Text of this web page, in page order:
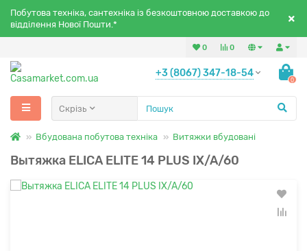
Побутова техніка, сантехніка із безкоштовною доставкою до
відділення Нової Пошти.*
0
0
+3 (8067) 347-18-54
0
Скрізь
Вбудована побутова техніка Витяжки вбудовані
Вытяжка ELICA ELITE 14 PLUS IX/A/60